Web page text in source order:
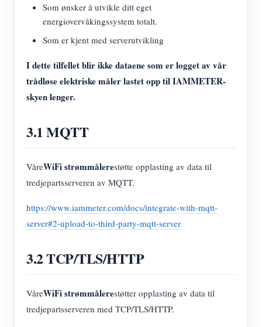
Som ønsker å utvikle ditt eget
energiovervåkingssystem totalt.
Som er kjent med serverutvikling
I dette tilfellet blir ikke dataene som er logget av vår
trådløse elektriske måler lastet opp til IAMMETER-
skyen lenger.
3.1 MQTT
VåreWiFi strømmålerestøtte opplasting av data til
tredjepartsserveren av MQTT.
https://www.iammeter.com/docs/integrate-with-mqtt-
server#2-upload-to-third-party-mqtt-server
3.2 TCP/TLS/HTTP
VåreWiFi strømmålerestøtter opplasting av data til
tredjepartsserveren med TCP/TLS/HTTP.